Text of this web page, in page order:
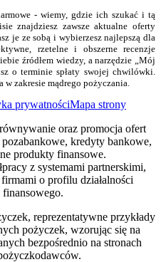
- wiemy, gdzie ich szukać i tą
znajdziesz zawsze aktualne oferty
je ze sobą i wybierzesz najlepszą dla
rzetelne i obszerne recenzje
źródłem wiedzy, a narzędzie „Mój
o terminie spłaty swojej chwilówki.
w zakresie mądrego pożyczania.
prywatnościMapa strony
oraz promocja ofert
kredyty bankowe,
produkty finansowe.
z systemami partnerskimi,
o profilu działalności
reprezentatywne przykłady
pożyczek, wzorując się na
bezpośrednio na stronach